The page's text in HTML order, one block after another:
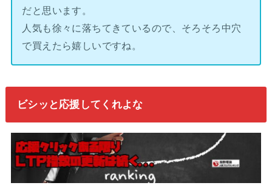
だと思います。
人気も徐々に落ちてきているので、そろそろ中穴
で買えたら嬉しいですね。
ビシッと応援してくれよな